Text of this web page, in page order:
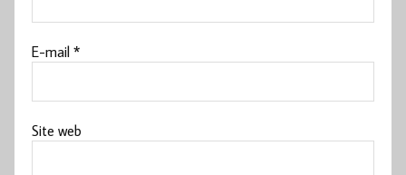
E-mail*
Site web